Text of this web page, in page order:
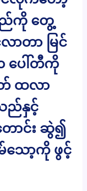
သည်ကို တွေ့
တာ မြင်
ပေါ်တီကို
ထလာ
ည်နှင့်
ောင်း ဆွဲ၍
သော့ကို ဖွင့်